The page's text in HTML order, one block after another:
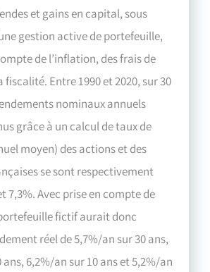
et gains en capital, sous
gestion active de portefeuille,
de l’inflation, des frais de
fiscalité. Entre 1990 et 2020, sur 30
nominaux annuels
grâce à un calcul de taux de
moyen) des actions et des
se sont respectivement
7,3%. Avec prise en compte de
fictif aurait donc
réel de 5,7%/an sur 30 ans,
6,2%/an sur 10 ans et 5,2%/an